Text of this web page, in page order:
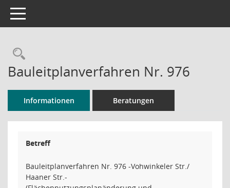
Toggle navigation
Rechercheauswahl
Bauleitplanverfahren Nr. 976
Informationen Beratungen
Betreff
Bauleitplanverfahren Nr. 976 -Vohwinkeler Str./
Haaner Str.-